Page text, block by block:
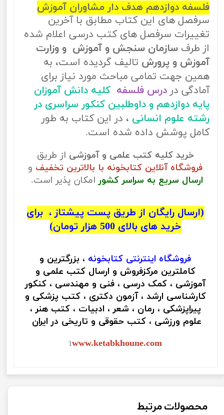
فلسفه دوازدهم هدف دار مشاوران آموزش
سرفصل های این کتاب مطابق با آخرین
تغییرات سرفصل های کتب درسی اعلام شده
از طرف سازمان سنجش و آموزش و وزارت
آموزش و پرورش تالیف گردیده است، به
همین جهت تمامی مباحث مورد نیاز برای
آمادگی در درس فلسفه کلیه دانش آموزان
پایه دوازدهم و داوطلبین کنکور سراسری در
رشته علوم انسانی ، در این کتاب به طور
کامل پوشش داده شده است.
خرید کلیه کتب علمی و آموزشی از طریق
فروشگاه آنلاین کتابخونه با بالاترین تخفیف و
ارسال سریع به سراسر کشور امکان پذیر است.
(ارسال رایگان از طریق پست پیشتاز ، برای
خرید های بالای 500 هزار تومان)
فروشگاه اینترنتی کتابخونه ، بزرگترین و
کاملترین مرکزفروش و ارسال کتب علمی و
آموزشی ، کمک درسی ، فنی و مهندسی ، کنکور
کارشناسی ارشد ، آزمون دکتری ، کتب پزشکی و
پیراپزشکی ، رمان ، شعر ، ادبیات ، کتب هنر ،
علوم ورزشی ، کتب حقوقی و تاریخی در ایران
1www.ketabkhoune.com
محصولات مرتبط